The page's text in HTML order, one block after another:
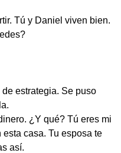
Tú y Daniel viven bien.
estrategia. Se puso
¿Y qué? Tú eres mi
casa. Tu esposa te
así.